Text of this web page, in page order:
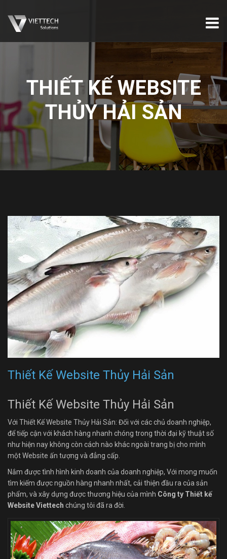
THIẾT KẾ WEBSITE
THỦY HẢI SẢN
Thiết Kế Website Thủy Hải Sản
Thiết Kế Website Thủy Hải Sản
Với Thiết Kế Website Thủy Hải Sản: Đối với các chủ doanh nghiệp,
để tiếp cận với khách hàng nhanh chóng trong thời đại kỹ thuật số
như hiện nay không còn cách nào khác ngoài trang bị cho mình
một Website ấn tượng và đẳng cấp.
Nắm được tình hình kinh doanh của doanh nghiệp, Với mong muốn
tìm kiếm được nguồn hàng nhanh nhất, cải thiện đầu ra của sản
phẩm, và xây dựng được thương hiệu của mình Công ty Thiết kế
Website Viettech chúng tôi đã ra đời.